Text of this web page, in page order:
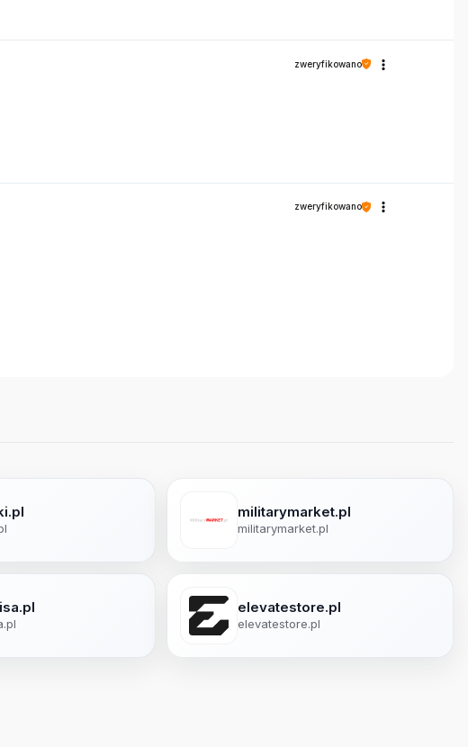
zweryfikowano
zweryfikowano
militarymarket.pl
militarymarket.pl
elevatestore.pl
elevatestore.pl